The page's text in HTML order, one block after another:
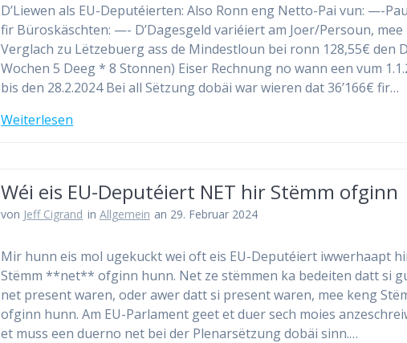
D’Liewen als EU-Deputéierten: Also Ronn eng Netto-Pai vun: —-
fir Büroskäschten: —- D’Dagesgeld variéiert am Joer/Persoun, mee
Verglach zu Lëtzebuerg ass de Mindestloun bei ronn 128,55€ den
Wochen 5 Deeg * 8 Stonnen) Eiser Rechnung no wann een vum
bis den 28.2.2024 Bei all Sëtzung dobäi war wieren dat 36’166€ fir…
Weiterlesen
Wéi eis EU-Deputéiert NET hir Stëmm ofginn
von Jeff Cigrand in Allgemein an 29. Februar 2024
Mir hunn eis mol ugekuckt wei oft eis EU-Deputéiert iwwerhaapt
Stëmm **net** ofginn hunn. Net ze stëmmen ka bedeiten datt si
net present waren, oder awer datt si present waren, mee keng
ofginn hunn. Am EU-Parlament geet et duer sech moies
et muss een duerno net bei der Plenarsëtzung dobäi sinn.…